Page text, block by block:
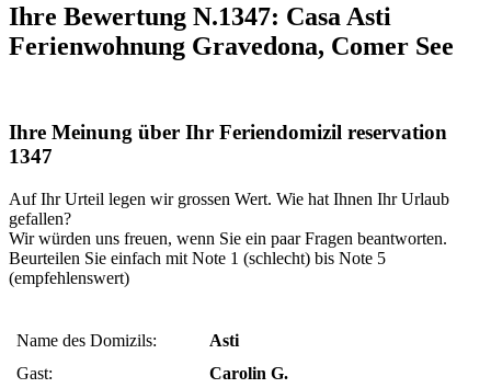
Ihre Bewertung N.1347: Casa Asti
Ferienwohnung Gravedona, Comer See
Ihre Meinung über Ihr Feriendomizil reservation
1347
Auf Ihr Urteil legen wir grossen Wert. Wie hat Ihnen Ihr Urlaub
gefallen?
Wir würden uns freuen, wenn Sie ein paar Fragen beantworten.
Beurteilen Sie einfach mit Note 1 (schlecht) bis Note 5
(empfehlenswert)
Name des Domizils:
Asti
Gast:
Carolin G.